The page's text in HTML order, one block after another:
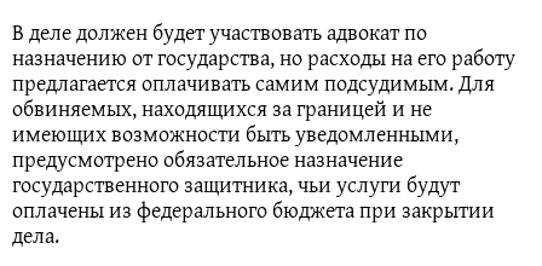
В деле должен будет участвовать адвокат по
назначению от государства, но расходы на его работу
предлагается оплачивать самим подсудимым. Для
обвиняемых, находящихся за границей и не
имеющих возможности быть уведомленными,
предусмотрено обязательное назначение
государственного защитника, чьи услуги будут
оплачены из федерального бюджета при закрытии
дела.